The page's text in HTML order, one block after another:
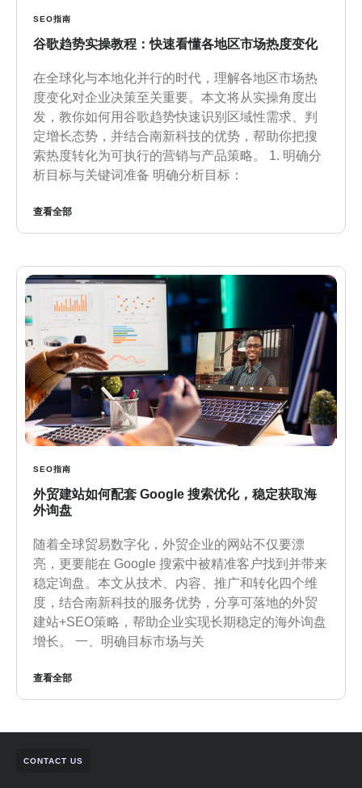
SEO指南
谷歌趋势实操教程：快速看懂各地区市场热度变化
在全球化与本地化并行的时代，理解各地区市场热
度变化对企业决策至关重要。本文将从实操角度出
发，教你如何用谷歌趋势快速识别区域性需求、判
定增长态势，并结合南新科技的优势，帮助你把搜
索热度转化为可执行的营销与产品策略。 1. 明确分
析目标与关键词准备 明确分析目标：
查看全部
SEO指南
外贸建站如何配套 Google 搜索优化，稳定获取海
外询盘
随着全球贸易数字化，外贸企业的网站不仅要漂
亮，更要能在 Google 搜索中被精准客户找到并带来
稳定询盘。本文从技术、内容、推广和转化四个维
度，结合南新科技的服务优势，分享可落地的外贸
建站+SEO策略，帮助企业实现长期稳定的海外询盘
增长。 一、明确目标市场与关
查看全部
CONTACT US